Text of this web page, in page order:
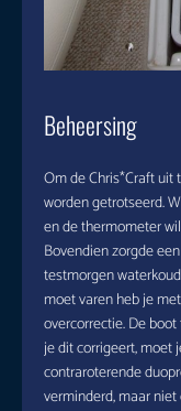
Beheersing
Om de Chris*Craft uit
worden getrotseerd.
en de thermometer
Bovendien zorgde
testmorgen
moet varen heb je
overcorrectie. De
je dit corrigeert, moet
contraroterende
verminderd, maar